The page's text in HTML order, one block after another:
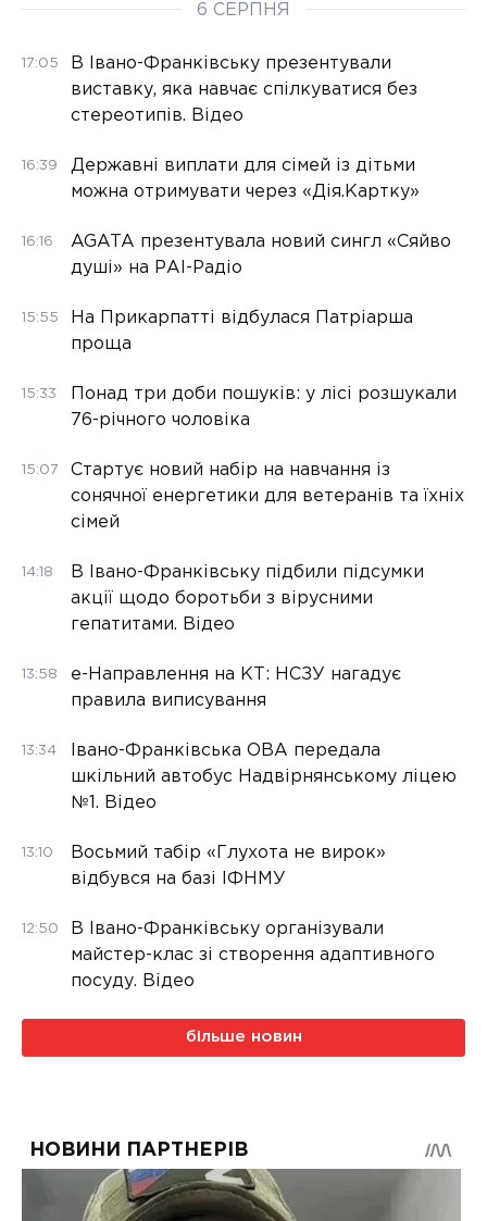
6 СЕРПНЯ
17:05
В Івано-Франківську презентували
виставку, яка навчає спілкуватися без
стереотипів. Відео
16:39
Державні виплати для сімей із дітьми
можна отримувати через «Дія.Картку»
16:16
AGATA презентувала новий сингл «Сяйво
душі» на РАІ-Радіо
15:55
На Прикарпатті відбулася Патріарша
проща
15:33
Понад три доби пошуків: у лісі розшукали
76-річного чоловіка
15:07
Стартує новий набір на навчання із
сонячної енергетики для ветеранів та їхніх
сімей
14:18
В Івано-Франківську підбили підсумки
акції щодо боротьби з вірусними
гепатитами. Відео
13:58
е-Направлення на КТ: НСЗУ нагадує
правила виписування
13:34
Івано-Франківська ОВА передала
шкільний автобус Надвірнянському ліцею
№1. Відео
13:10
Восьмий табір «Глухота не вирок»
відбувся на базі ІФНМУ
12:50
В Івано-Франківську організували
майстер-клас зі створення адаптивного
посуду. Відео
більше новин